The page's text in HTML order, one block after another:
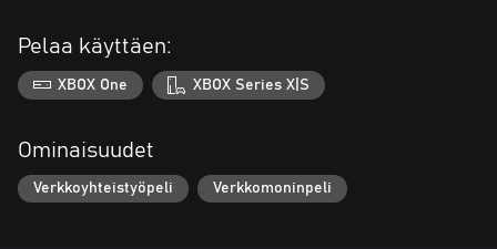
• Lisäsisältö
– aulatoiminto: Make-out Lit.
– arvonimi: Former Team 7 Leader.
Pelaa käyttäen:
XBOX One XBOX Series X|S
Ominaisuudet
Verkkoyhteistyöpeli Verkkomoninpeli